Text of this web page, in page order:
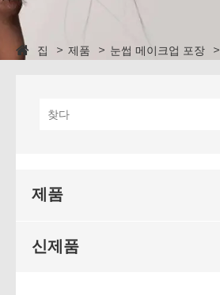
집 제품 눈썹 메이크업 포장
제품
신제품